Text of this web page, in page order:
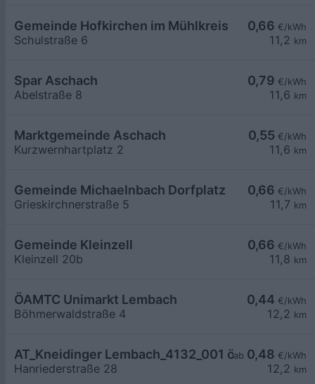
0,66 €/kWh
11,2 km
Gemeinde Hofkirchen im Mühlkreis
Schulstraße 6
0,79 €/kWh
11,6 km
Spar Aschach
Abelstraße 8
0,55 €/kWh
11,6 km
Marktgemeinde Aschach
Kurzwernhartplatz 2
0,66 €/kWh
11,7 km
Gemeinde Michaelnbach Dorfplatz
Grieskirchnerstraße 5
0,66 €/kWh
11,8 km
Gemeinde Kleinzell
Kleinzell 20b
0,44 €/kWh
12,2 km
ÖAMTC Unimarkt Lembach
Böhmerwaldstraße 4
ab 0,48 €/kWh
12,2 km
AT_Kneidinger Lembach_4132_001 öffentlich
Hanriederstraße 28